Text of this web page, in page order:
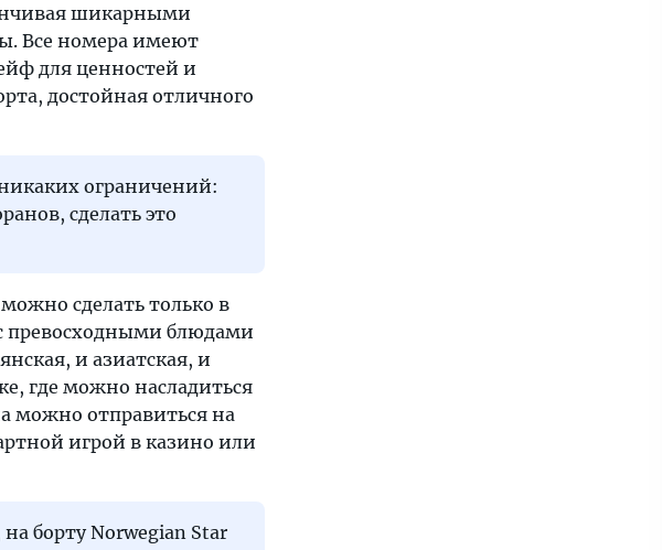
шикарными
Все номера имеют
для ценностей и
достойная отличного
ограничений:
сделать это
сделать только в
превосходными блюдами
и азиатская, и
где можно насладиться
можно отправиться на
игрой в казино или
борту Norwegian Star